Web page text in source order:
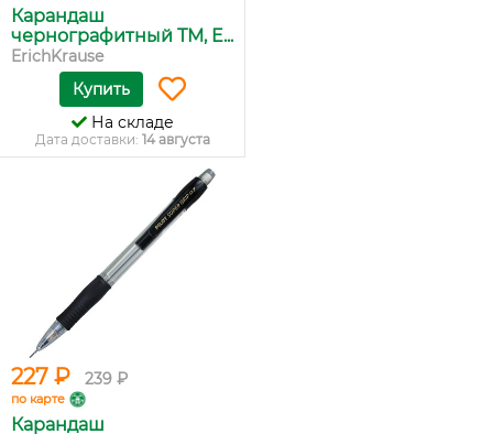
Карандаш
чернографитный ТМ, E...
ErichKrause
Купить
На складе
Дата доставки: 14 августа
227 ₽ 239 ₽
по карте
Карандаш